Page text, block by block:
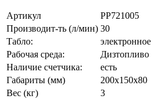
Артикул
PP721005
Производит-ть (л/мин) 30
Табло:
электронное
Рабочая среда:
Дизтопливо
Наличие счетчика:
есть
Габариты (мм)
200x150x80
Вес (кг)
3